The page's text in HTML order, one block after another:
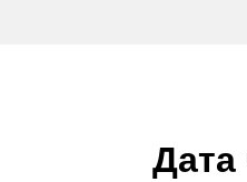
Дата